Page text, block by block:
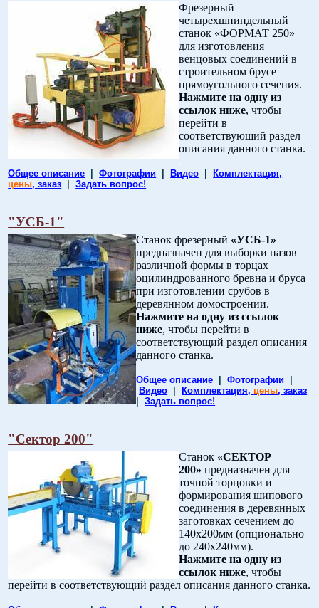
Фрезерный
четырехшпиндельный
станок «ФОРМАТ 250»
для изготовления
венцовых соединений в
строительном брусе
прямоугольного сечения.
Нажмите на одну из
ссылок ниже, чтобы
перейти в
соответствующий раздел
описания данного станка.
Общее описание |Фотографии |Видео |Комплектация,
цены, заказ |Задать вопрос!
"УСБ-1"
Станок фрезерный «УСБ-1»
предназначен для выборки пазов
различной формы в торцах
оцилиндрованного бревна и бруса
при изготовлении срубов в
деревянном домостроении.
Нажмите на одну из ссылок
ниже, чтобы перейти в
соответствующий раздел описания
данного станка.
Общее описание |Фотографии
Видео
Комплектация,цены, заказ
|Задать вопрос!
"Сектор 200"
Станок «СЕКТОР
200» предназначен для
точной торцовки и
формирования шипового
соединения в деревянных
заготовках сечением до
140х200мм (опционально
до 240х240мм).
Нажмите на одну из
ссылок ниже, чтобы
перейти в соответствующий раздел описания данного станка.